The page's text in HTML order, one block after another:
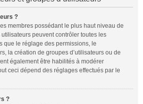
?
membres possédant le plus haut niveau de
peuvent contrôler toutes les
que le réglage des permissions, le
la création de groupes d’utilisateurs ou de
également être habilités à modérer
ceci dépend des réglages effectués par le
?